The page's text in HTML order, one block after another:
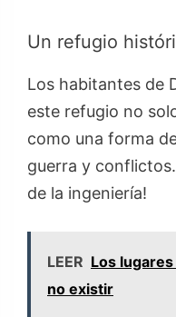
Un refugio
Los habitantes de
este refugio no
como una forma
guerra y
de la ingeniería!
LEER Los
no existir